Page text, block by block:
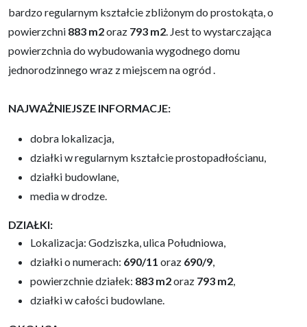
bardzo regularnym kształcie zbliżonym do prostokąta, o
powierzchni 883 m2oraz 793 m2 . Jest to wystarczająca
powierzchnia do wybudowania wygodnego domu
jednorodzinnego wraz z miejscem na ogród .
NAJWAŻNIEJSZE INFORMACJE:
dobra lokalizacja,
działki w regularnym kształcie prostopadłościanu,
działki budowlane,
media w drodze.
DZIAŁKI:
Lokalizacja: Godziszka, ulica Południowa,
działki o numerach: 690/11 oraz 690/9
powierzchnie działek: 883 m2oraz 793 m2
działki w całości budowlane.